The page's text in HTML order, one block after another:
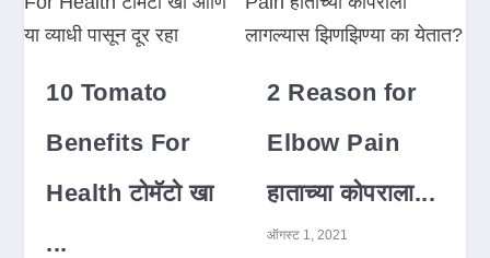
10 Tomato
Benefits For
Health टोमॅटो खा
...
2 Reason for
Elbow Pain
हाताच्या कोपराला...
ऑगस्ट 1, 2021